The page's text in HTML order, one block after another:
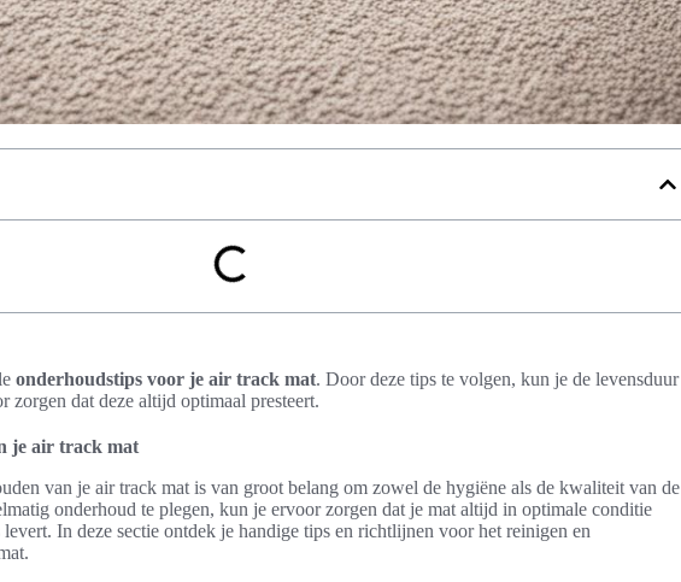
onderhoudstips voor je air track mat. Door deze tips te volgen, kun je de levensduur
zorgen dat deze altijd optimaal presteert.
je air track mat
van je air track mat is van groot belang om zowel de hygiëne als de kwaliteit van de
onderhoud te plegen, kun je ervoor zorgen dat je mat altijd in optimale conditie
levert. In deze sectie ontdek je handige tips en richtlijnen voor het reinigen en